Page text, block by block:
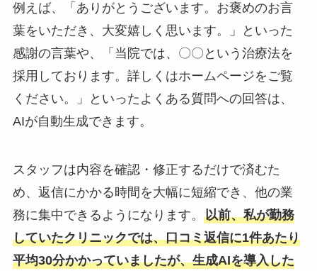
例えば、「ありがとうございます。お褒めのお言
葉をいただき、大変嬉しく思います。」といった
感謝の言葉や、「当院では、〇〇という治療法を
採用しております。詳しくはホームページをご覧
ください。」といったよくある質問への回答は、
AIが自動生成できます。
スタッフは内容を確認・修正するだけで済むた
め、返信にかかる時間を大幅に短縮でき、他の業
務に集中できるようになります。 以前、私が勤務
していたクリニックでは、口コミ返信に1件あたり
平均30分かかっていましたが、生成AIを導入した